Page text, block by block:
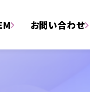
お問い合わせ